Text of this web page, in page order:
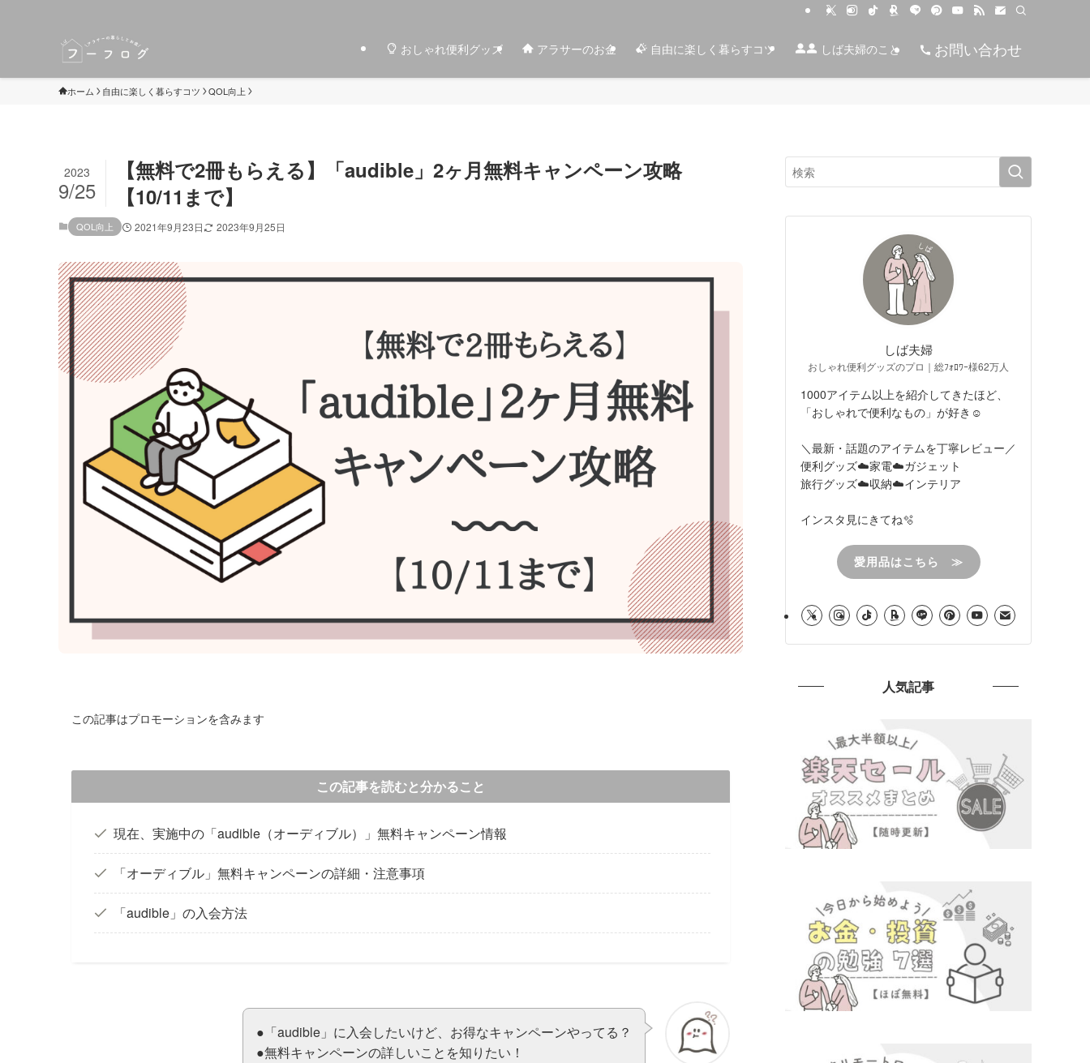
おしゃれ便利グッズ アラサーのお金 自由に楽しく暮らすコツ しば夫婦のこと お問い合わせ
ホーム 自由に楽しく暮らすコツ QOL向上
【無料で2冊もらえる】「audible」2ヶ月無料キャンペーン攻略
【10/11まで】
2023
9/25
QOL向上 2021年9月23日 2023年9月25日
この記事はプロモーションを含みます
この記事を読むと分かること
現在、実施中の「audible（オーディブル）」無料キャンペーン情報
「オーディブル」無料キャンペーンの詳細・注意事項
「audible」の入会方法
●「audible」に入会したいけど、お得なキャンペーンやってる？
●無料キャンペーンの詳しいことを知りたい！
しば夫婦
おしゃれ便利グッズのプロ｜総ﾌｫﾛﾜｰ様62万人
1000アイテム以上を紹介してきたほど、
「おしゃれで便利なもの」が好き☺︎
＼最新・話題のアイテムを丁寧レビュー／
便利グッズ☁️家電☁️ガジェット
旅行グッズ☁️収納☁️インテリア
インスタ見にきてね🫧
愛用品はこちら ≫
人気記事